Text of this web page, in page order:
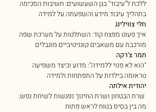
ללכת ל"עיבוד" בגן השעשועים: חשיבות הסכימה
בתהליך עיבוד מידע והשפעתה על למידה
חלי צווילינג
איך פעוט מפצח קוד: השתלטות על מערכת שפה
מורכבת עם משאבים קוגניטיביים מוגבלים
תמר צ'רקה
"הוא לא פנוי ללמידה": מדוע וכיצד משפיעה
טראומה בילדות על התפתחות ולמידה
יהודית אילתה
שרת הבטחון ושרת החינוך נפגשות לשיחת נפש:
מה בין בסיס בטוח לראש פתוח